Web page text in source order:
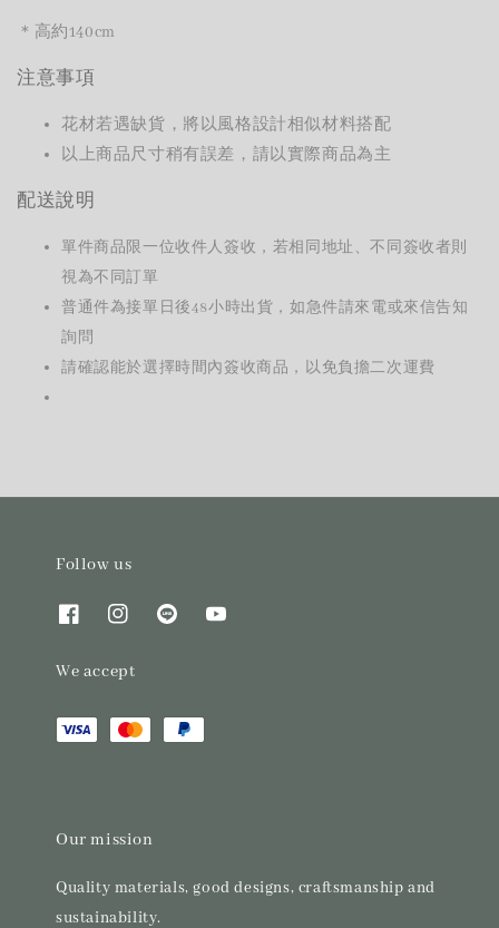
＊ 高約140cm
注意事項
花材若遇缺貨，將以風格設計相似材料搭配
以上商品尺寸稍有誤差，請以實際商品為主
配送說明
單件商品限一位收件人簽收，若相同地址、不同簽收者則
視為不同訂單
普通件為接單日後48小時出貨，如急件請來電或來信告知
詢問
請確認能於選擇時間內簽收商品，以免負擔二次運費
Follow us
We accept
Our mission
Quality materials, good designs, craftsmanship and
sustainability.